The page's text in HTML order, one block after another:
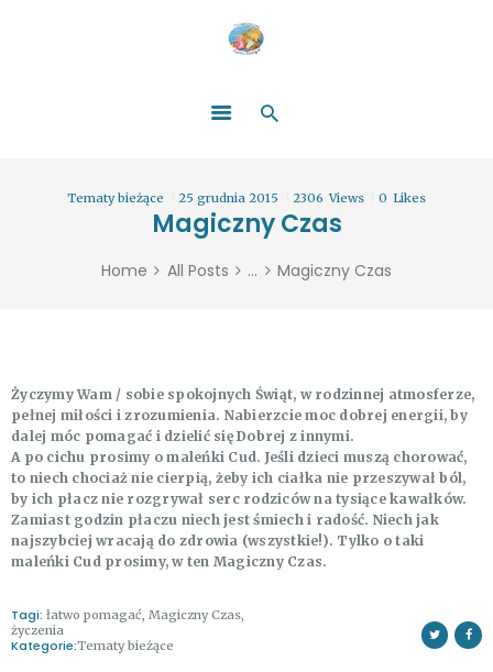
Tematy bieżące 25 grudnia 2015 2306 Views 0 Likes
Magiczny Czas
Home All Posts ... Magiczny Czas
ZOSTAŃ DARCZYŃCĄ!
WYDARZENIA
PARTNERZY
Życzymy Wam / sobie spokojnych Świąt, w rodzinnej atmosferze,
pełnej miłości i zrozumienia. Nabierzcie moc dobrej energii, by
dalej móc pomagać i dzielić się Dobrej z innymi.
A po cichu prosimy o maleńki Cud. Jeśli dzieci muszą chorować,
to niech chociaż nie cierpią, żeby ich ciałka nie przeszywał ból,
by ich płacz nie rozgrywał serc rodziców na tysiące kawałków.
Zamiast godzin płaczu niech jest śmiech i radość. Niech jak
najszybciej wracają do zdrowia (wszystkie!). Tylko o taki
maleńki Cud prosimy, w ten Magiczny Czas.
Tagi: łatwo pomagać, Magiczny Czas,
życzenia
Kategorie:Tematy bieżące